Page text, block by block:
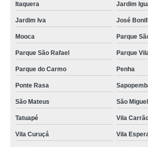
aquecedor solar residencial Itaim Bibi
venda de aquecedor solar popular José Bonifácio
comprar aquecedor solar a vácuo Santo Dias
aquecedor solar a vácuo para piscina Santo Dias
aquecedor solar baixo custo Aclimação
aquecedor solar popular valor Jardim Novo
Itaquera Jardim
Jardim Iva José
Mooca Parque
Parque São Rafael Parque
Parque do Carmo Penha
Ponte Rasa
São Mateus São
Tatuapé Vila
Vila Curuçá Vila